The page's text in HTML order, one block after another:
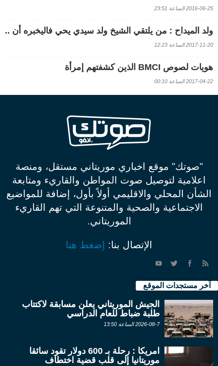
2016-06-25 الساعة 23:51
ولد الميداح : من يلتقي الشيخ ولد سيدي يحي فاليخبره أن ..
2017-11-20 الساعة 12:23
هويات لصوص BMCI الذين كشفتهم إمرأة
2017-04-22 الساعة 00:10
"صوتك" موقع اخباري موريتاني مستقل، ومنصة
اعلامية لتوصيل صوت المواطن والقاريء ومتابعة
الشأن المحلي والاقليمي أولاً بأول، إضافة للمواضيع
الاجتماعية والصحية والمتنوعة التي تهم القاريء
الموريتاني.
الإتصال بنا: إضغط هنا
آخر مستجدات الموقع
الجيش الموريتاني يعلن مسابقة لاكتتاب
طلبة ضباط للعام الدراسي
2026-08-7 الساعة 13:50
امريكا : رحلة بـ 600 دولار تقود سائقا
موريتانيا إلى قلب قضية اختطاف